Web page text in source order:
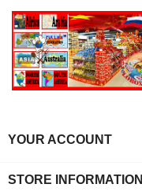
YOUR ACCOUNT
STORE INFORMATION